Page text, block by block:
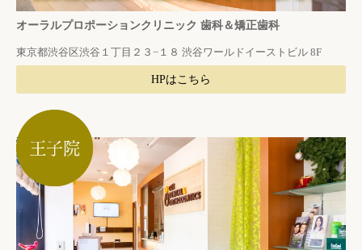
オーラルプロポーションクリニック 歯科＆矯正歯科
東京都渋谷区渋谷１丁目２３−１８ 渋谷ワールドイーストビル 8F
HPはこちら